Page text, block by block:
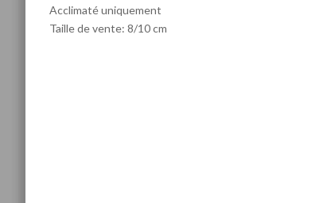
Acclimaté uniquement
Taille de vente: 8/10 cm